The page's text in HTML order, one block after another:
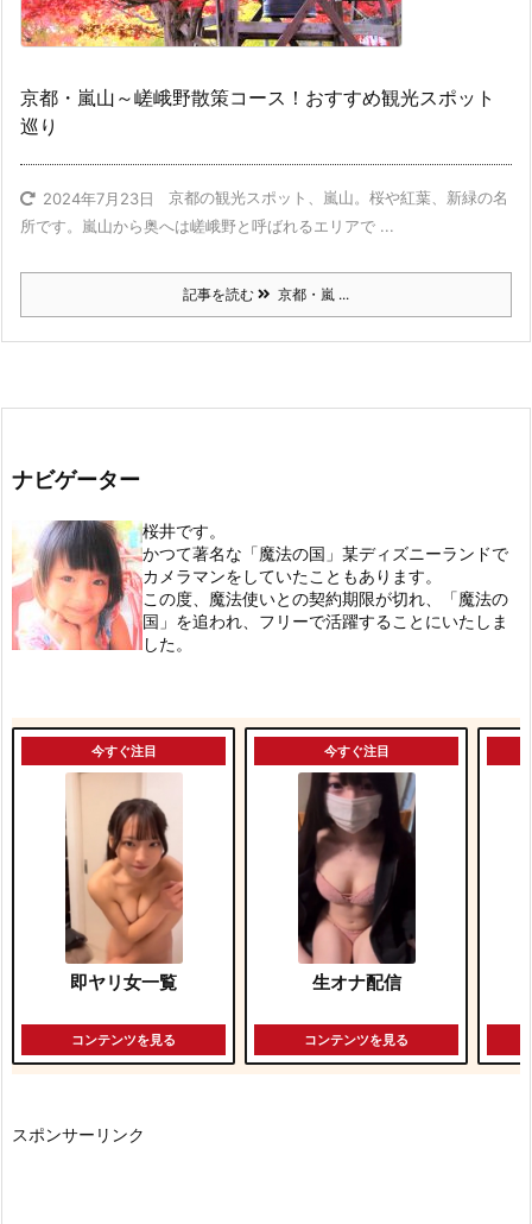
京都・嵐山～嵯峨野散策コース！おすすめ観光スポット
巡り
2024年7月23日
京都の観光スポット、嵐山。桜や紅葉、新緑の名
所です。嵐山から奥へは嵯峨野と呼ばれるエリアで ...
記事を読む 京都・嵐 ...
ナビゲーター
桜井です。
かつて著名な「魔法の国」某ディズニーランドで
カメラマンをしていたこともあります。
この度、魔法使いとの契約期限が切れ、「魔法の
国」を追われ、フリーで活躍することにいたしま
した。
今すぐ注目
即ヤリ女一覧
コンテンツを見る
今すぐ注目
生オナ配信
コンテンツを見る
スポンサーリンク